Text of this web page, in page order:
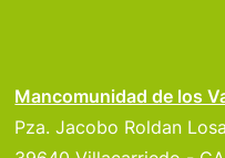
Mancomunidad de los
Pza. Jacobo Roldan